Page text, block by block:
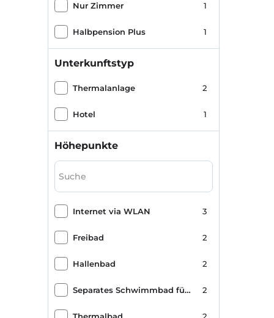
Nur Zimmer 1
Halbpension Plus 1
Unterkunftstyp
Thermalanlage 2
Hotel 1
Höhepunkte
Internet via WLAN 3
Freibad 2
Hallenbad 2
Separates Schwimmbad für Männer / Frauen 2